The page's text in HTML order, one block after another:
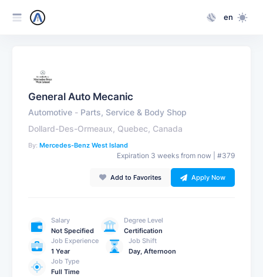
en
General Auto Mecanic
Automotive - Parts, Service & Body Shop
Dollard-Des-Ormeaux, Quebec, Canada
By: Mercedes-Benz West Island
Expiration 3 weeks from now | #379
Add to Favorites Apply Now
Salary
Not Specified
Degree Level
Certification
Job Experience
1 Year
Job Shift
Day, Afternoon
Job Type
Full Time